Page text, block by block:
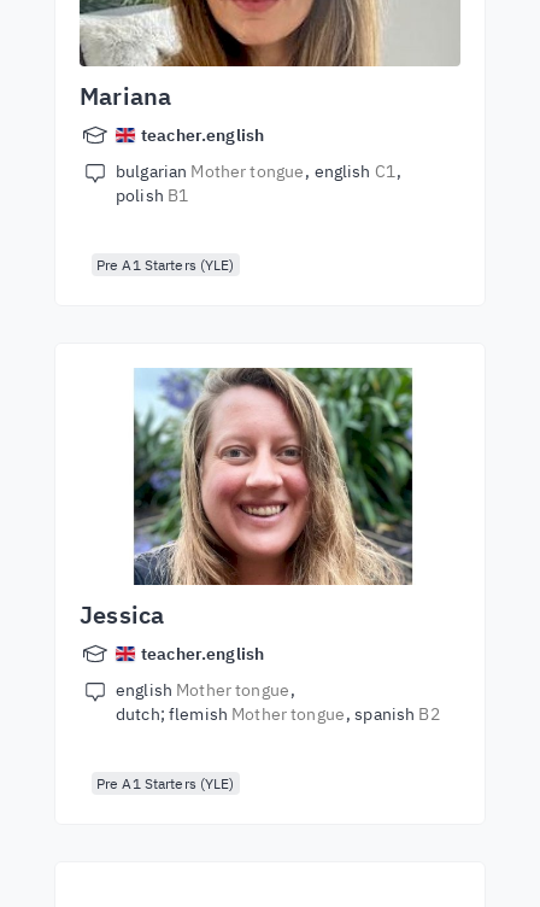
Mariana
teacher.english
bulgarian Mother tongue english C1
polish B1
Pre A1 Starters (YLE)
Jessica
teacher.english
english Mother tongue
dutch; flemish Mother tongue spanish B2
Pre A1 Starters (YLE)